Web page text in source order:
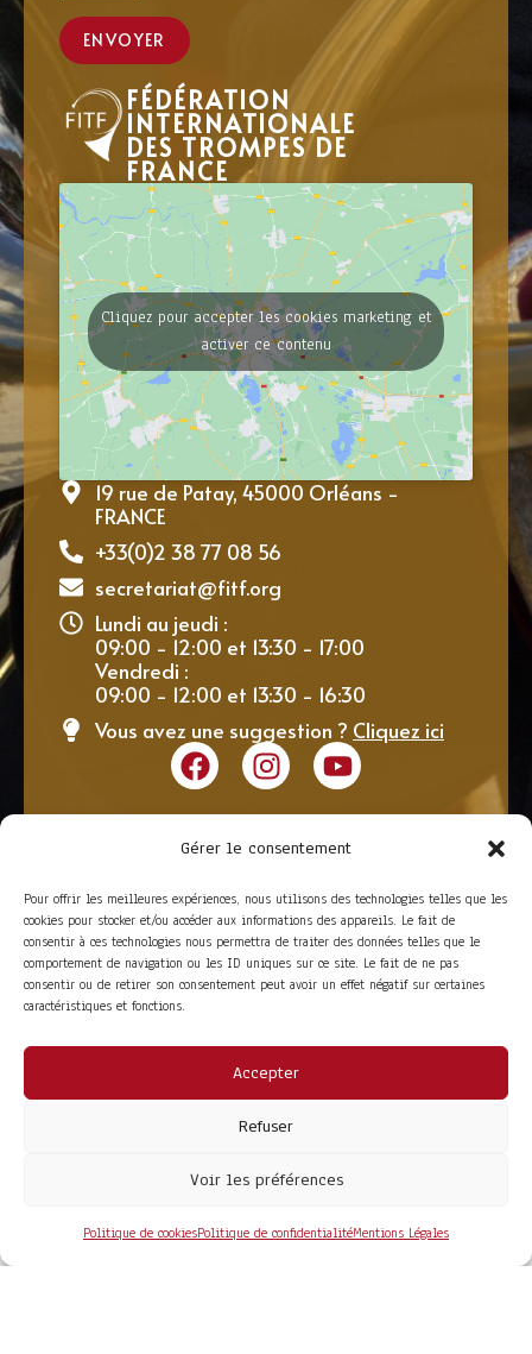
Gérer le consentement
Pour offrir les meilleures expériences, nous utilisons des technologies telles que les
cookies pour stocker et/ou accéder aux informations des appareils. Le fait de
consentir à ces technologies nous permettra de traiter des données telles que le
comportement de navigation ou les ID uniques sur ce site. Le fait de ne pas
consentir ou de retirer son consentement peut avoir un effet négatif sur certaines
caractéristiques et fonctions.
Accepter
Refuser
Voir les préférences
Politique de cookiesPolitique de confidentialitéMentions Légales
ENVOYER
FÉDÉRATION
INTERNATIONALE
DES TROMPES DE
FRANCE
Cliquez pour accepter les cookies marketing et
activer ce contenu
19 rue de Patay, 45000 Orléans -
FRANCE
+33(0)2 38 77 08 56
secretariat@fitf.org
Lundi au jeudi :
09:00 - 12:00 et 13:30 - 17:00
Vendredi :
09:00 - 12:00 et 13:30 - 16:30
Vous avez une suggestion ? Cliquez ici
Adhérer
Conditions Générales de Vente
Mentions Légales